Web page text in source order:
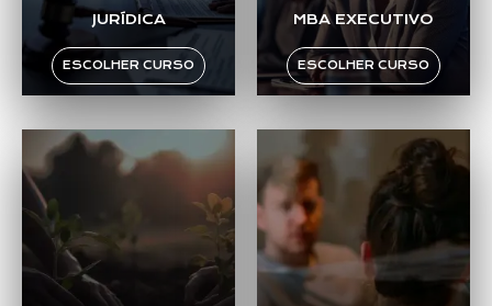
JURÍDICA
ESCOLHER CURSO
MBA EXECUTIVO
ESCOLHER CURSO